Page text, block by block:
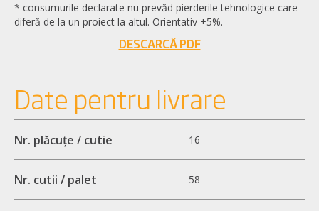
* consumurile declarate nu prevăd pierderile tehnologice care
diferă de la un proiect la altul. Orientativ +5%.
DESCARCĂ PDF
Date pentru livrare
Nr. plăcuțe / cutie 16
Nr. cutii / palet 58